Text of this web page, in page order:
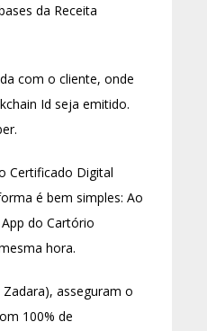
da Receita
com o cliente, onde
Id seja emitido.
Certificado Digital
é bem simples: Ao
do Cartório
hora.
asseguram o
100% de